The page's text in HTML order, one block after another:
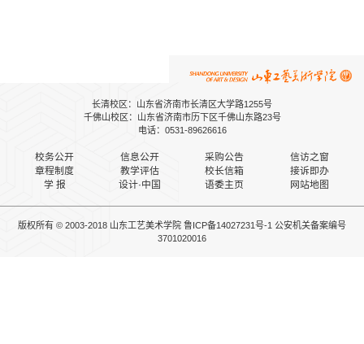
长清校区：山东省济南市长清区大学路1255号
千佛山校区：山东省济南市历下区千佛山东路23号
电话：0531-89626616
校务公开 信息公开 采购公告
信访之窗
章程制度
教学评估 校长信箱
接诉即办
学 报
设计·中国 语委主页 网站地图
版权所有 © 2003-2018 山东工艺美术学院 鲁ICP备14027231号-1 公安机关备案编号
3701020016